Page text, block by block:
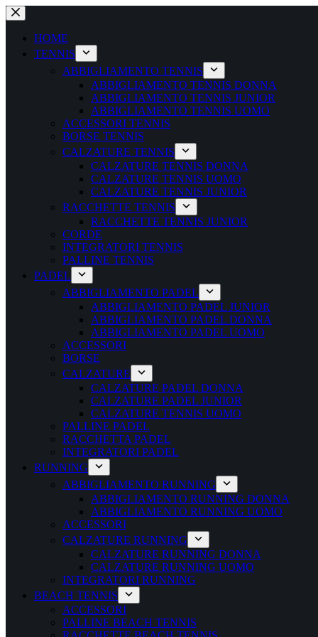
Salta
al
contenutoHOME
TENNIS
ABBIGLIAMENTO TENNIS
ABBIGLIAMENTO TENNIS DONNA
ABBIGLIAMENTO TENNIS JUNIOR
ABBIGLIAMENTO TENNIS UOMO
ACCESSORI TENNIS
BORSE TENNIS
CALZATURE TENNIS
CALZATURE TENNIS DONNA
CALZATURE TENNIS UOMO
CALZATURE TENNIS JUNIOR
RACCHETTE TENNIS
RACCHETTE TENNIS JUNIOR
CORDE
INTEGRATORI TENNIS
PALLINE TENNIS
PADEL
ABBIGLIAMENTO PADEL
ABBIGLIAMENTO PADEL JUNIOR
ABBIGLIAMENTO PADEL DONNA
ABBIGLIAMENTO PADEL UOMO
ACCESSORI
BORSE
CALZATURE
CALZATURE PADEL DONNA
CALZATURE PADEL JUNIOR
CALZATURE TENNIS UOMO
PALLINE PADEL
RACCHETTA PADEL
INTEGRATORI PADEL
RUNNING
ABBIGLIAMENTO RUNNING
ABBIGLIAMENTO RUNNING DONNA
ABBIGLIAMENTO RUNNING UOMO
ACCESSORI
CALZATURE RUNNING
CALZATURE RUNNING DONNA
CALZATURE RUNNING UOMO
INTEGRATORI RUNNING
BEACH TENNIS
ACCESSORI
PALLINE BEACH TENNIS